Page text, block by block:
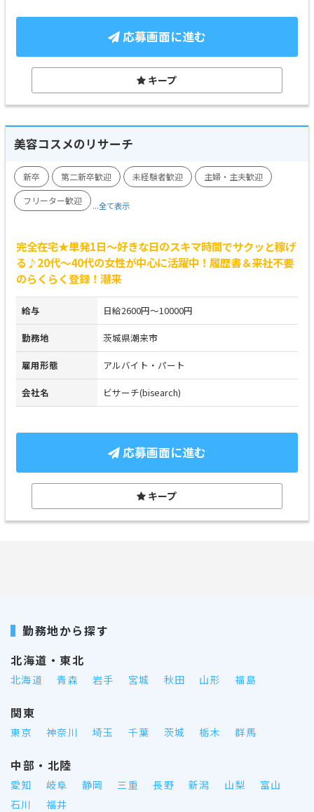
応募画面に進む
キープ
美容コスメのリサーチ
新卒 第二新卒歓迎 未経験者歓迎
主婦・主夫歓迎
フリーター歓迎
...全て表示
完全在宅★単発1日～好きな日のスキマ時間でサクッと稼げ
る♪20代～40代の女性が中心に活躍中！履歴書＆来社不要
のらくらく登録！潮来
給与 日給2600円～10000円
勤務地 茨城県潮来市
雇用形態 アルバイト・パート
会社名 ビサーチ(bisearch)
応募画面に進む
キープ
勤務地から探す
北海道・東北
北海道 青森 岩手 宮城 秋田 山形 福島
関東
東京 神奈川 埼玉 千葉 茨城 栃木 群馬
中部・北陸
愛知 岐阜 静岡 三重 長野 新潟 山梨
富山
石川
福井